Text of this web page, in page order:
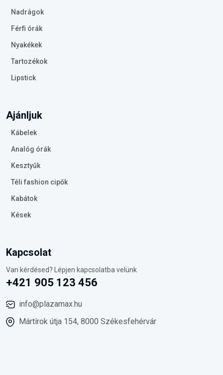
Nadrágok
Férfi órák
Nyakékek
Tartozékok
Lipstick
Ajánljuk
Kábelek
Analóg órák
Kesztyűk
Téli fashion cipők
Kabátok
Kések
Kapcsolat
Van kérdésed? Lépjen kapcsolatba velünk
+421 905 123 456
info@plazamax.hu
Mártírok útja 154, 8000 Székesfehérvár